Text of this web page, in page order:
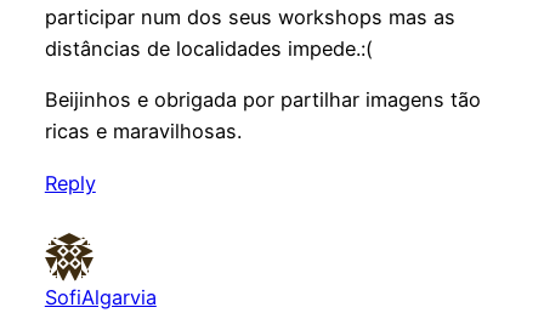
participar num dos seus workshops mas as
distâncias de localidades impede.:(
Beijinhos e obrigada por partilhar imagens tão
ricas e maravilhosas.
Reply
SofiAlgarvia